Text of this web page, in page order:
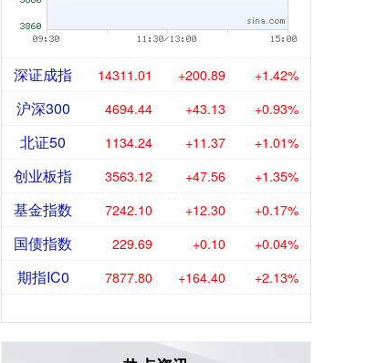
深证成指 14311.01 +200.89 +1.42%
沪深300 4694.44 +43.13 +0.93%
北证50 1134.24 +11.37 +1.01%
创业板指 3563.12 +47.56 +1.35%
基金指数 7242.10 +12.30 +0.17%
国债指数 229.69 +0.10 +0.04%
期指IC0 7877.80 +164.40 +2.13%